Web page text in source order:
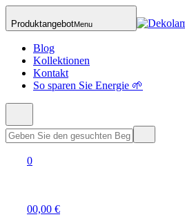
ProduktangebotMenu
Blog
Kollektionen
Kontakt
So sparen Sie Energie 🌱
0
00,00 €